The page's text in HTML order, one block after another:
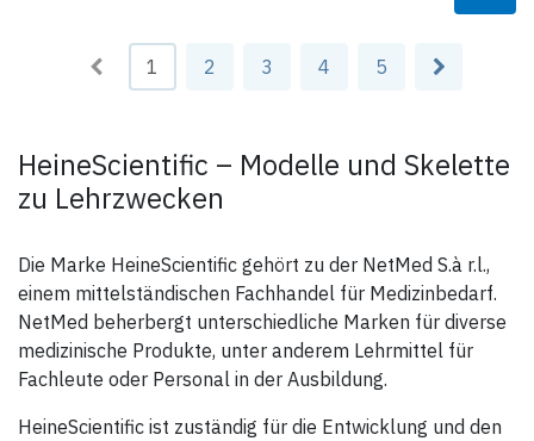
Herzmodell z.B. zur Patientenaufklärung bezüglich Krankheiten und
und auf einem Stativ montiert, von dem es aber zur besseren
Betrachtung abgenommen werden kann.
1 2 3 4 5
HeineScientific – Modelle und Skelette
zu Lehrzwecken
Die Marke HeineScientific gehört zu der NetMed S.à r.l.,
einem mittelständischen Fachhandel für Medizinbedarf.
NetMed beherbergt unterschiedliche Marken für diverse
medizinische Produkte, unter anderem Lehrmittel für
Fachleute oder Personal in der Ausbildung.
HeineScientific ist zuständig für die Entwicklung und den